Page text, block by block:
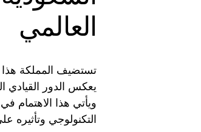
العالمي
تستضيف المملكة هذا
يعكس الدور القيادي
ويأتي هذا الاهتمام
التكنولوجي وتأثيره